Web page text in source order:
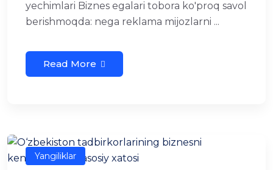
yechimlari Biznes egalari tobora ko'proq savol
berishmoqda: nega reklama mijozlarni ...
Read More
Yangiliklar